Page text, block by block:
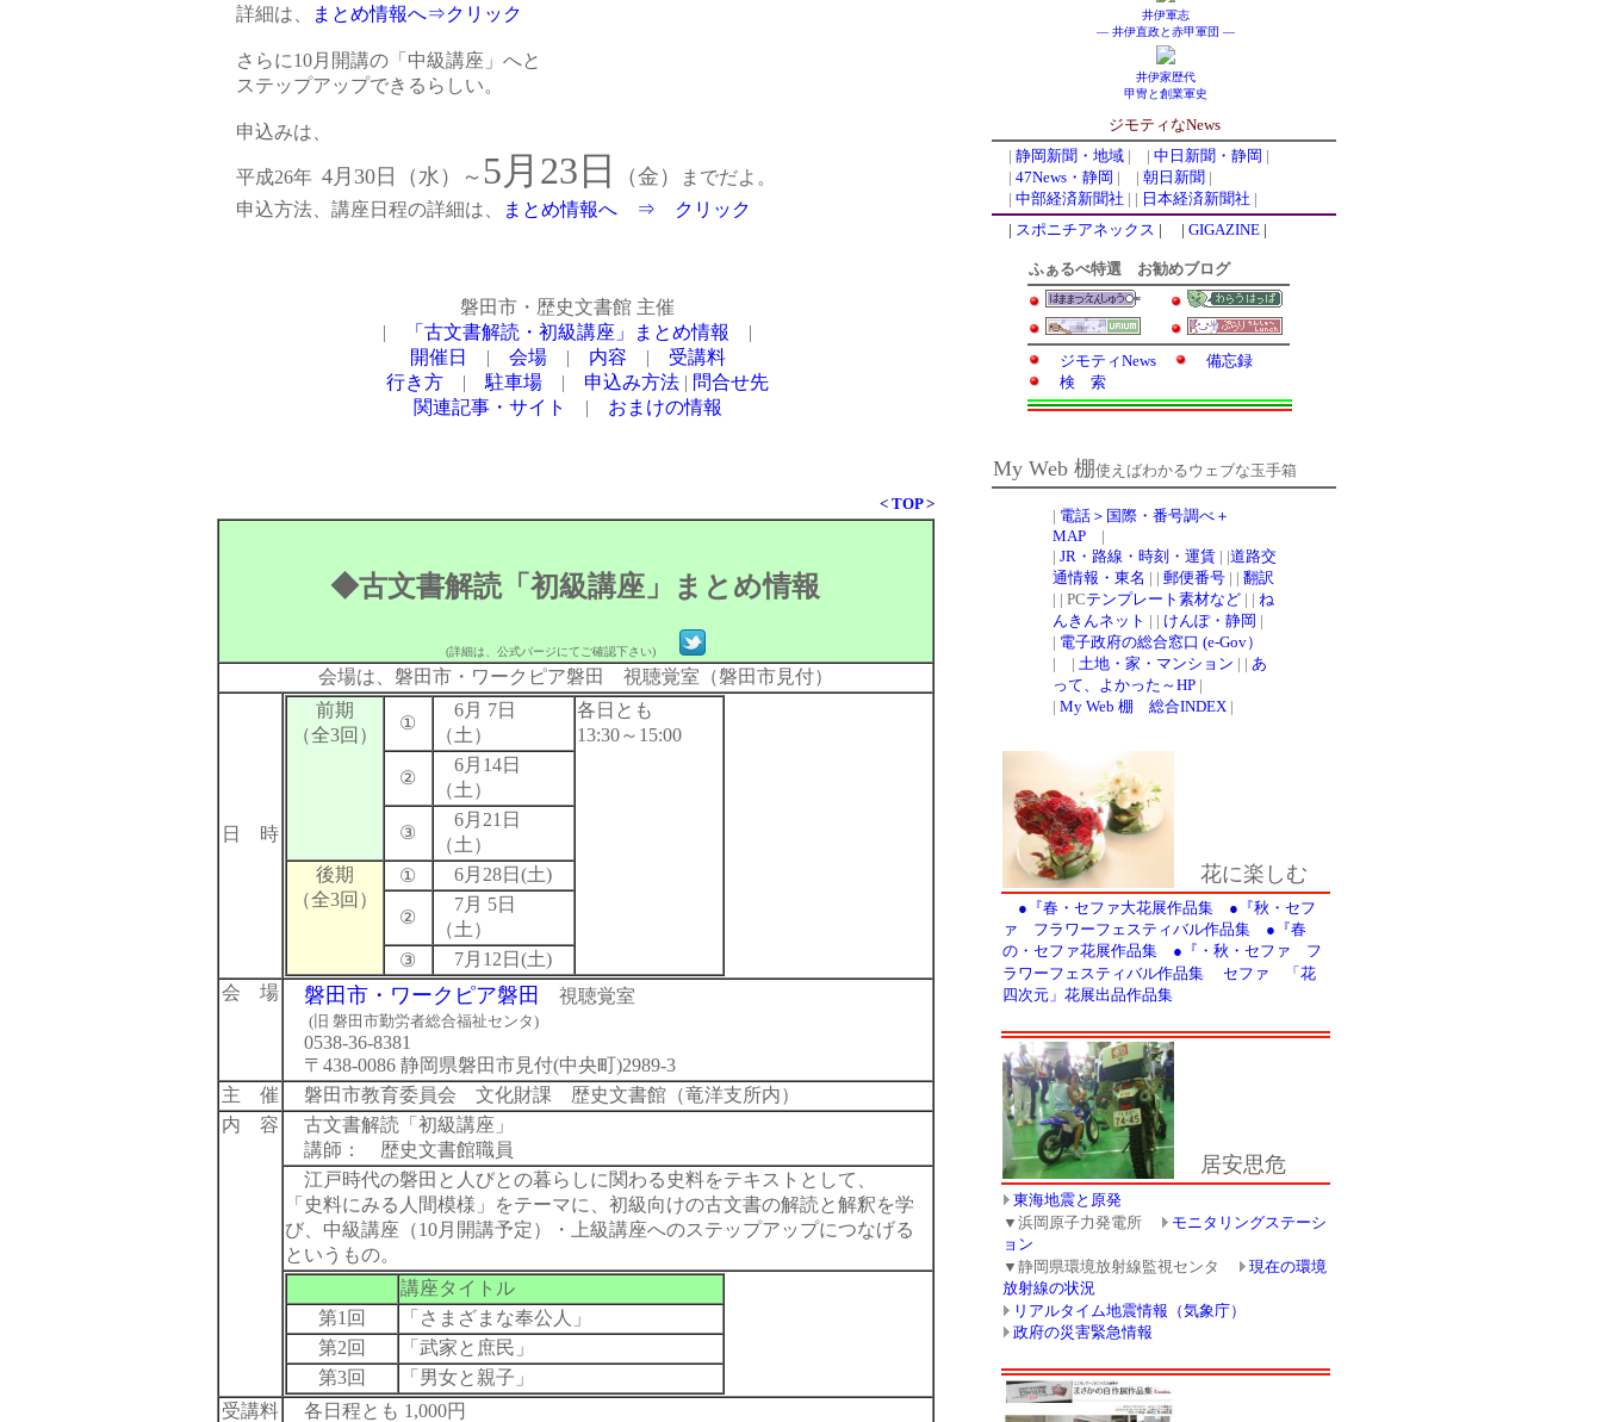
詳細は、
まとめ情報へ⇒クリック
さらに10月開講の「中級講座」へと
ステップアップできるらしい。
申込みは、
平成26年 4月30日（水）～ 5月23日 （金）
までだよ。
申込方法、講座日程の詳細は、
まとめ情報へ ⇒ クリック
磐田市・歴史文書館 主催
|
「古文書解読・初級講座」まとめ情報
|
開催日
| 会場| 内容 | 受講料
行き方| 駐車場| 申込み方法| 問合せ先
関連記事・サイト
| おまけの情報
< TOP>
◆古文書解読「初級講座」まとめ情報
(詳細は、公式パージにてご確認下さい)
会場は、磐田市・ワークピア磐田 視聴覚室（磐田市見付）
日 時
前期
（全3回）
①
6月 7日
（土）
各日とも
13:30～15:00
②
6月14日
（土）
③
6月21日
（土）
後期
（全3回）
① 6月28日(土)
②
7月 5日
（土）
③
7月12日(土)
会 場
磐田市・ワークピア磐田 視聴覚室
(旧 磐田市勤労者総合福祉センタ)
0538-36-8381
〒438-0086 静岡県磐田市見付(中央町)2989-3
主 催
磐田市教育委員会 文化財課 歴史文書館（竜洋支所内）
内 容
古文書解読「初級講座」
講師： 歴史文書館職員
江戸時代の磐田と人びとの暮らしに関わる史料をテキストとして、
「史料にみる人間模様」をテーマに、初級向けの古文書の解読と解釈を学
び、中級講座（10月開講予定）・上級講座へのステップアップにつなげる
というもの。
講座タイトル
第1回
「さまざまな奉公人」
第2回
「武家と庶民」
第3回
「男女と親子」
受講料
各日程とも 1,000円
井伊軍志
― 井伊直政と赤甲軍団 ―
井伊家歴代
甲冑と創業軍史
ジモティなNews
| 静岡新聞・地域 | | 中日新聞・静岡 |
| 47News・静岡 | | 朝日新聞 |
| 中部経済新聞社 | | 日本経済新聞社 |
| スポニチアネックス | | GIGAZINE |
My Web 棚使えばわかるウェブな玉手箱